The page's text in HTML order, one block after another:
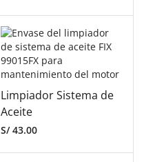
Limpiador Sistema de
Aceite
S/43.00